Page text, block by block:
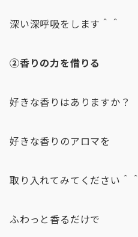
深い深呼吸をします＾＾
②香りの力を借りる
好きな香りはありますか？
好きな香りのアロマを
取り入れてみてください＾＾
ふわっと香るだけで